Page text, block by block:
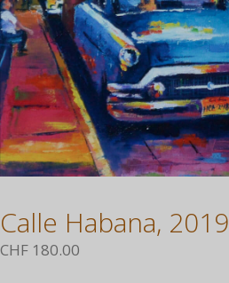
Calle Habana, 2019
CHF 180.00